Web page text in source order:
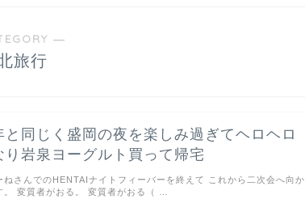
―
旅行
と同じく盛岡の夜を楽しみ過ぎてヘロヘロ
り岩泉ヨーグルト買って帰宅
ねさんでのHENTAIナイトフィーバーを終えて これから二次会へ向か
。 変質者がおる。 変質者がおる（ …